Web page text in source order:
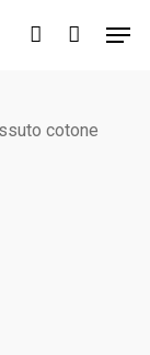
search account
cotone